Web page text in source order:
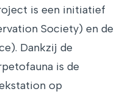
is een initiatief
Society) en de
Dankzij de
is de
op